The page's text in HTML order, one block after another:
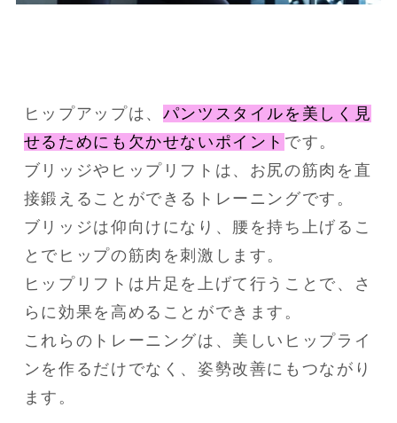
ヒップアップは、 パンツスタイルを美しく見
せるためにも欠かせないポイント です。
ブリッジやヒップリフトは、お尻の筋肉を直
接鍛えることができるトレーニングです。
ブリッジは仰向けになり、腰を持ち上げるこ
とでヒップの筋肉を刺激します。
ヒップリフトは片足を上げて行うことで、さ
らに効果を高めることができます。
これらのトレーニングは、美しいヒップライ
ンを作るだけでなく、姿勢改善にもつながり
ます。